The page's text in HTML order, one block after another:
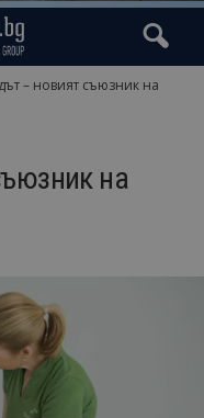
– новият съюзник на
на